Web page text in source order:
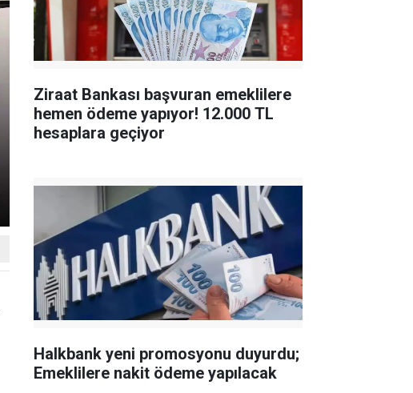
Ziraat Bankası başvuran emeklilere
hemen ödeme yapıyor! 12.000 TL
hesaplara geçiyor
Halkbank yeni promosyonu duyurdu;
Emeklilere nakit ödeme yapılacak